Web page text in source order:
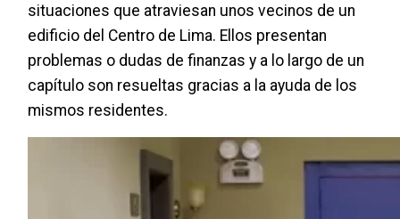
situaciones que atraviesan unos vecinos de un
edificio del Centro de Lima. Ellos presentan
problemas o dudas de finanzas y a lo largo de un
capítulo son resueltas gracias a la ayuda de los
mismos residentes.